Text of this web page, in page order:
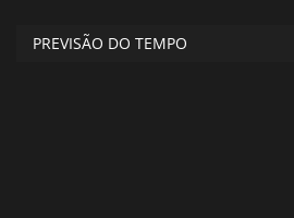
PREVISÃO DO TEMPO